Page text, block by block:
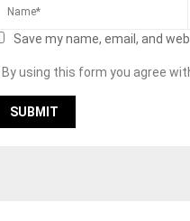
Save my name, email, and
using this form you agree